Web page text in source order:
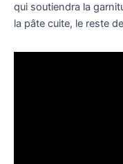
qui soutiendra la
la pâte cuite, le reste